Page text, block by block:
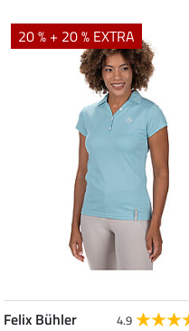
20 % + 20 % EXTRA
Felix Bühler 4.9